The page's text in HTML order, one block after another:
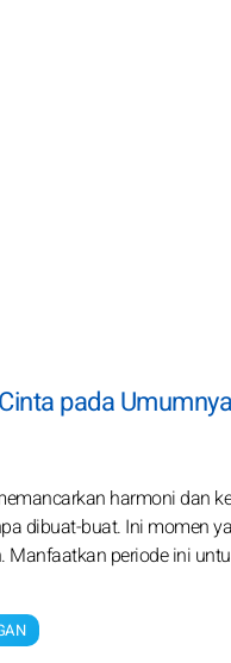
Cinta pada Umumnya
harmoni dan
dibuat-buat. Ini momen
Manfaatkan periode ini